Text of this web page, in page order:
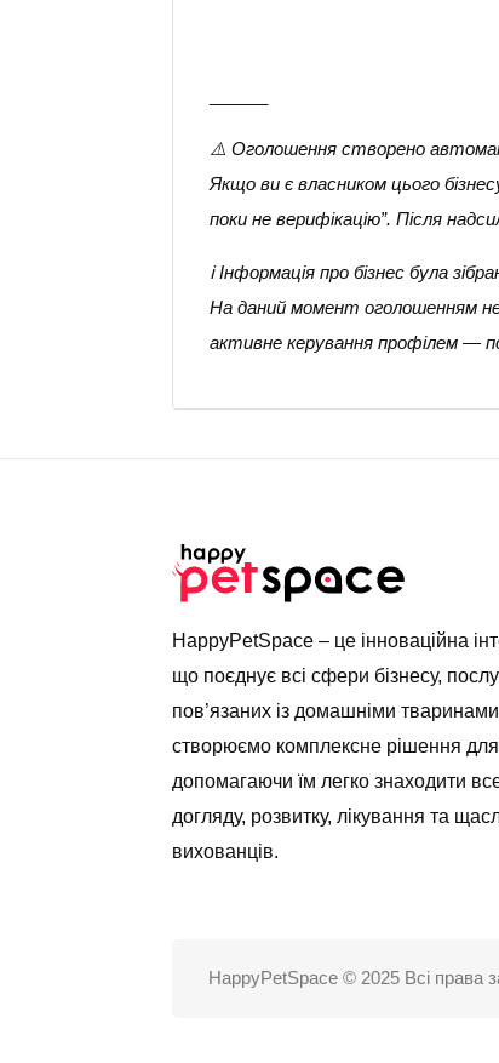
⚠️ Оголошення створено
Якщо ви є власником цього
поки не верифікацію”. Після
ℹ️ Інформація про бізнес була
На даний момент оголошенням не
активне керування профілем —
HappyPetSpace – це інноваційна
що поєднує всі сфери бізнесу,
пов’язаних із домашніми
створюємо комплексне рішення для
допомагаючи їм легко знаходити
догляду, розвитку, лікування та
вихованців.
HappyPetSpace © 2025 Всі права